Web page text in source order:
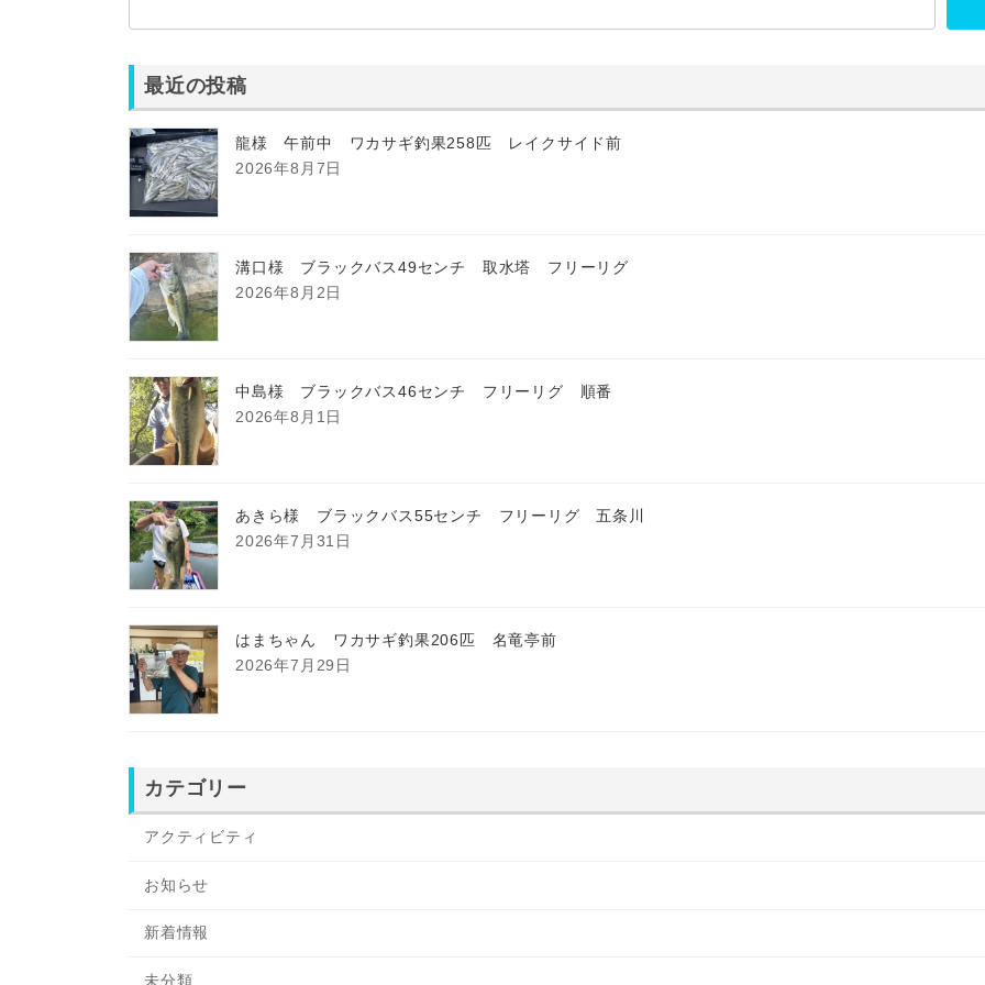
最近の投稿
龍様 午前中 ワカサギ釣果258匹 レイクサイド前
2026年8月7日
溝口様 ブラックバス49センチ 取水塔 フリーリグ
2026年8月2日
中島様 ブラックバス46センチ フリーリグ 順番
2026年8月1日
あきら様 ブラックバス55センチ フリーリグ 五条川
2026年7月31日
はまちゃん ワカサギ釣果206匹 名竜亭前
2026年7月29日
カテゴリー
アクティビティ
お知らせ
新着情報
未分類